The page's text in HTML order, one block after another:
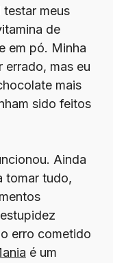
meus
de
em pó. Minha
errado, mas eu
mais
sido feitos
Ainda
tomar tudo,
erro cometido
é um